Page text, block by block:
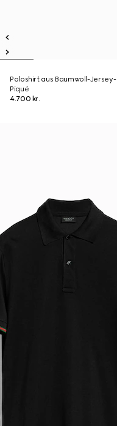
Poloshirt aus Baumwoll-Jersey-
Piqué
4.700 kr.